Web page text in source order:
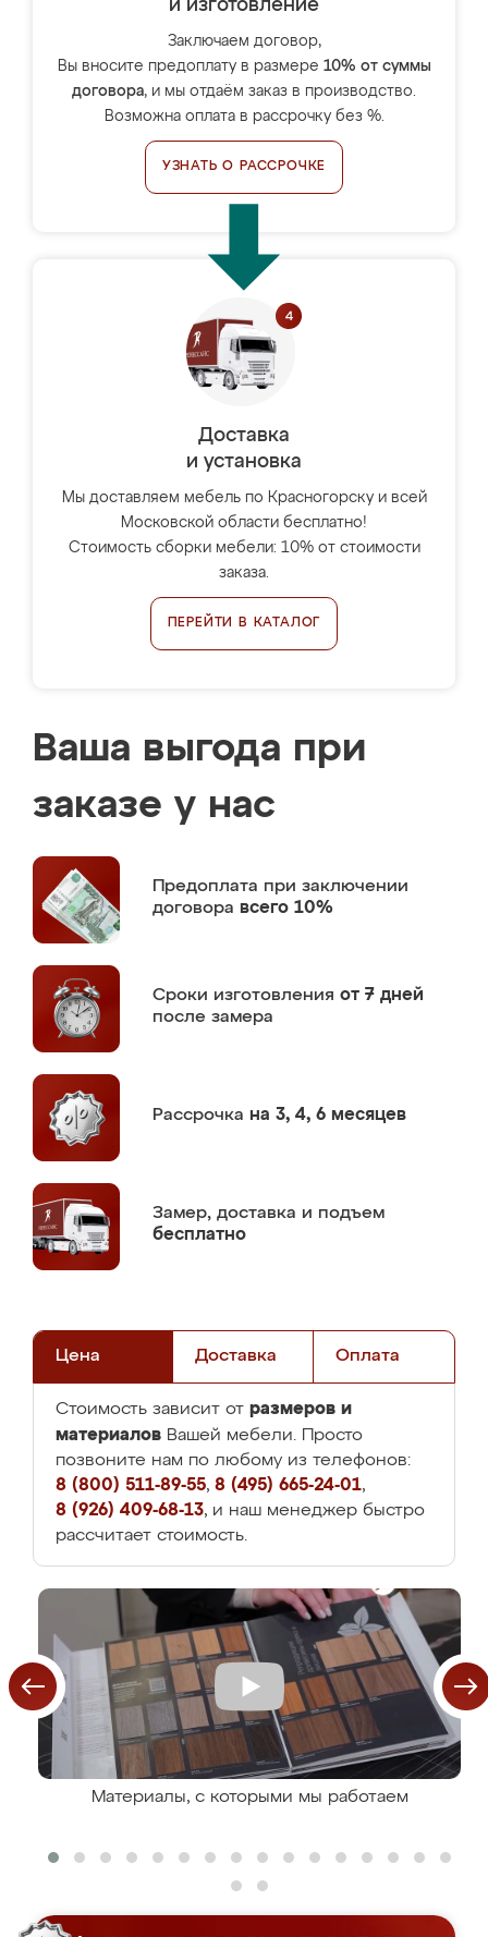
и изготовление
Заключаем договор,
Вы вносите предоплату в размере 10% от суммы
договора, и мы отдаём заказ в производство.
Возможна оплата в рассрочку без %.
УЗНАТЬ О РАССРОЧКЕ
Доставка
и установка
Мы доставляем мебель по Красногорску и всей
Московской области бесплатно!
Стоимость сборки мебели: 10% от стоимости
заказа.
ПЕРЕЙТИ В КАТАЛОГ
Ваша выгода при
заказе у нас
Предоплата при заключении
договора всего 10%
Сроки изготовления от 7 дней
после замера
Рассрочка на 3, 4, 6 месяцев
Замер, доставка и подъем
бесплатно
Цена Доставка Оплата
Стоимость зависит от размеров и
материалов Вашей мебели. Просто
позвоните нам по любому из телефонов:
8 (800) 511-89-55, 8 (495) 665-24-01,
8 (926) 409-68-13, и наш менеджер быстро
рассчитает стоимость.
Материалы, с которыми мы работаем